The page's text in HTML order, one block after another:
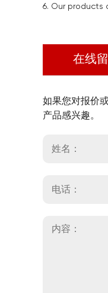
6. Our products
在线
如果您对报价
产品感兴趣。